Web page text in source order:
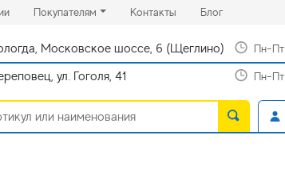
(current)Покупателям Контакты(current)
Блог(current)
Московское шоссе, 6 (Щеглино) Пн-Пт
ул. Гоголя, 41 Пн-Пт